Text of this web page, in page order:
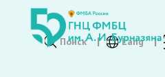
Поиск Lang